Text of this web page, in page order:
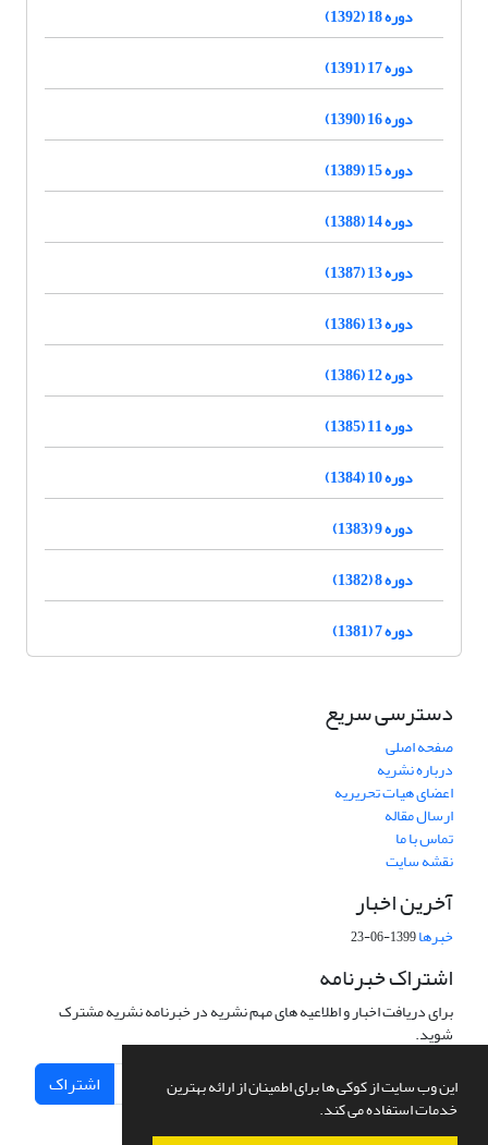
این وب سایت از کوکی ها برای اطمینان از ارائه بهترین
خدمات استفاده می کند.
دوره 18 (1392)
دوره 17 (1391)
دوره 16 (1390)
دوره 15 (1389)
دوره 14 (1388)
دوره 13 (1387)
دوره 13 (1386)
دوره 12 (1386)
دوره 11 (1385)
دوره 10 (1384)
دوره 9 (1383)
دوره 8 (1382)
دوره 7 (1381)
دسترسی سریع
صفحه اصلی
درباره نشریه
اعضای هیات تحریریه
ارسال مقاله
تماس با ما
نقشه سایت
آخرین اخبار
خبرها1399-06-23
اشتراک خبرنامه
برای دریافت اخبار و اطلاعیه های مهم نشریه در خبرنامه نشریه مشترک
شوید.
اشتراک